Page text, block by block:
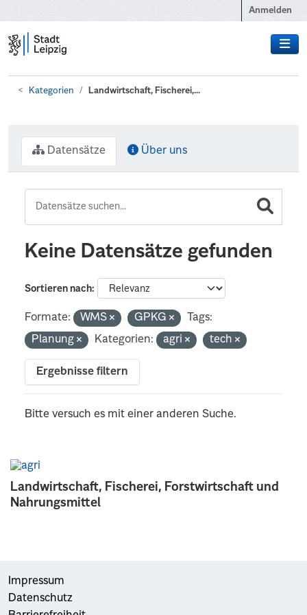
Anmelden
Kategorien Landwirtschaft, Fischerei,...
Landwirtschaft, Fischerei, Forstwirtschaft und
Nahrungsmittel
Datensätze Über uns
Keine Datensätze gefunden
Sortieren nach
Formate: WMS GPKG
Tags:
Planung
Kategorien: agri tech
Ergebnisse filtern
Bitte versuch es mit einer anderen Suche.
Impressum
Datenschutz